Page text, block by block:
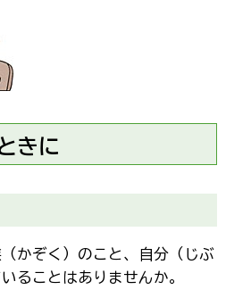
きに
かぞく）のこと、自分（じぶ
ることはありませんか。